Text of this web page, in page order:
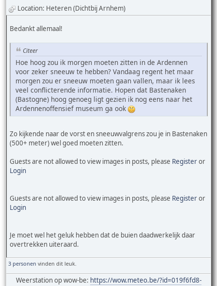
Location: Heteren (Dichtbij Arnhem)
Bedankt allemaal!
Citeer
Hoe hoog zou ik morgen moeten zitten in de Ardennen
voor zeker sneeuw te hebben? Vandaag regent het maar
morgen zou er sneeuw moeten gaan vallen, maar ik lees
veel conflicterende informatie. Hopen dat Bastenaken
(Bastogne) hoog genoeg ligt gezien ik nog eens naar het
Ardennenoffensief museum ga ook
Zo kijkende naar de vorst en sneeuwvalgrens zou je in Bastenaken
(500+ meter) wel goed moeten zitten.
Guests are not allowed to view images in posts, please Registeror
Login
Guests are not allowed to view images in posts, please Registeror
Login
Je moet wel het geluk hebben dat de buien daadwerkelijk daar
overtrekken uiteraard.
3 personen vinden dit leuk.
Weerstation op wow-be: https://wow.meteo.be/?id=019f6fd8-